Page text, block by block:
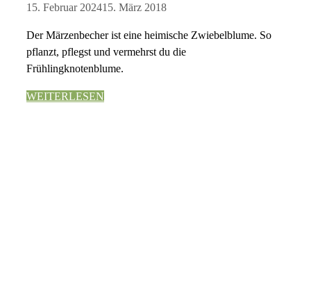
15. Februar 202415. März 2018
Der Märzenbecher ist eine heimische Zwiebelblume. So
pflanzt, pflegst und vermehrst du die
Frühlingknotenblume.
WEITERLESEN